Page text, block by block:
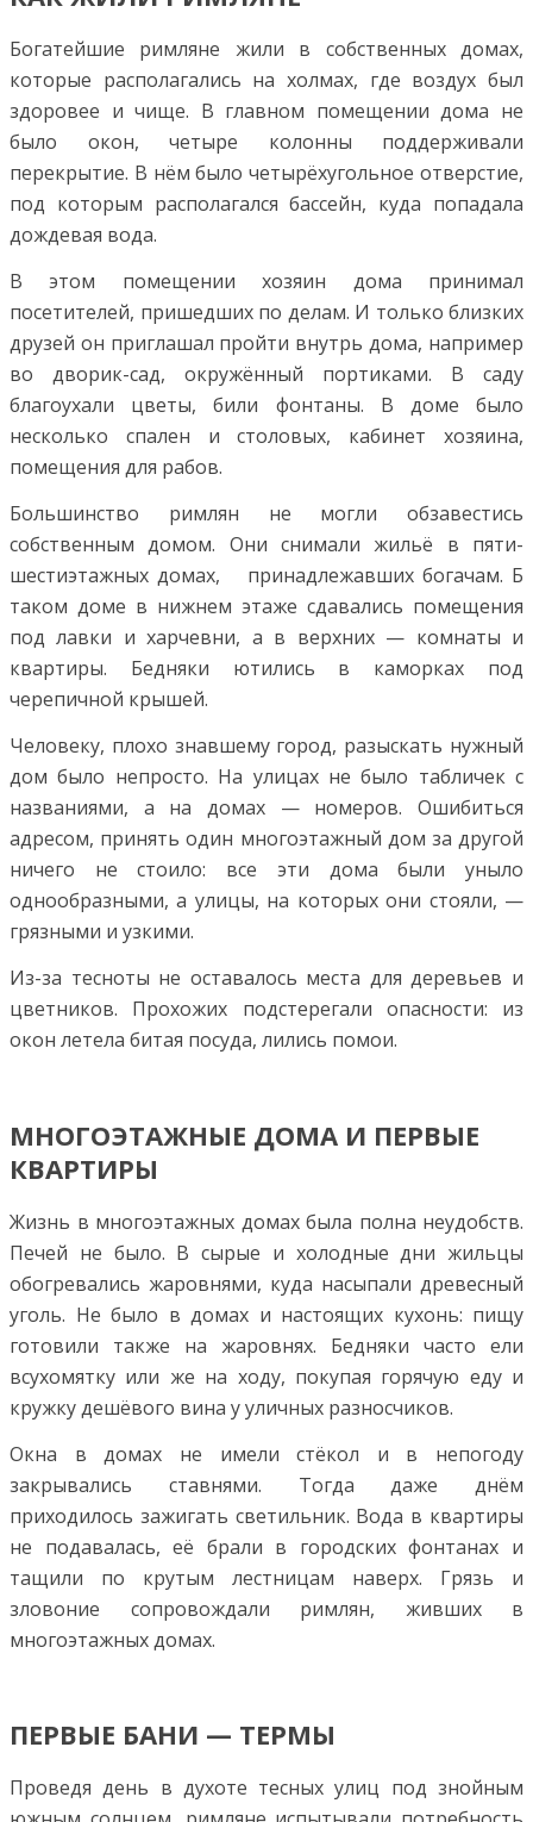
Богатейшие римляне жили в собственных домах,
которые располагались на холмах, где воздух был
здоровее и чище. В главном помещении дома не
было окон, четыре колонны поддерживали
перекрытие. В нём было четырёхугольное отверстие,
под которым располагался бассейн, куда попадала
дождевая вода.
В этом помещении хозяин дома принимал
посетителей, пришедших по делам. И только близких
друзей он приглашал пройти внутрь дома, например
во дворик-сад, окружённый портиками. В саду
благоухали цветы, били фонтаны. В доме было
несколько спален и столовых, кабинет хозяина,
помещения для рабов.
Большинство римлян не могли обзавестись
собственным домом. Они снимали жильё в пяти-
шестиэтажных домах, принадлежавших богачам. Б
таком доме в нижнем этаже сдавались помещения
под лавки и харчевни, а в верхних — комнаты и
квартиры. Бедняки ютились в каморках под
черепичной крышей.
Человеку, плохо знавшему город, разыскать нужный
дом было непросто. На улицах не было табличек с
названиями, а на домах — номеров. Ошибиться
адресом, принять один многоэтажный дом за другой
ничего не стоило: все эти дома были уныло
однообразными, а улицы, на которых они стояли, —
грязными и узкими.
Из-за тесноты не оставалось места для деревьев и
цветников. Прохожих подстерегали опасности: из
окон летела битая посуда, лились помои.
МНОГОЭТАЖНЫЕ ДОМА И ПЕРВЫЕ
КВАРТИРЫ
Жизнь в многоэтажных домах была полна неудобств.
Печей не было. В сырые и холодные дни жильцы
обогревались жаровнями, куда насыпали древесный
уголь. Не было в домах и настоящих кухонь: пищу
готовили также на жаровнях. Бедняки часто ели
всухомятку или же на ходу, покупая горячую еду и
кружку дешёвого вина у уличных разносчиков.
Окна в домах не имели стёкол и в непогоду
закрывались ставнями. Тогда даже днём
приходилось зажигать светильник. Вода в квартиры
не подавалась, её брали в городских фонтанах и
тащили по крутым лестницам наверх. Грязь и
зловоние сопровождали римлян, живших в
многоэтажных домах.
ПЕРВЫЕ БАНИ — ТЕРМЫ
Проведя день в духоте тесных улиц под знойным